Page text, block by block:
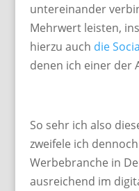
untereinander
Mehrwert leisten,
hierzu auch die
denen ich einer der
So sehr ich also
zweifele ich
Werbebranche in
ausreichend im